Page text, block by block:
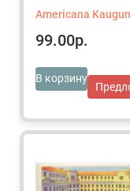
Americana
99.00р.
В корзину